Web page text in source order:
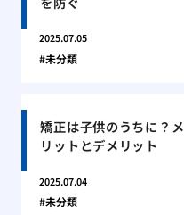
2025.07.05
未分類
矯正は子供のうちに？メ
リットとデメリット
2025.07.04
未分類